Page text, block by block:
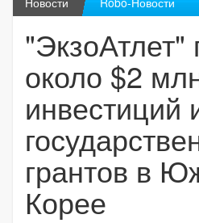
"ЭкзоАтлет"
около $2
инвестиций
грантов в
Корее